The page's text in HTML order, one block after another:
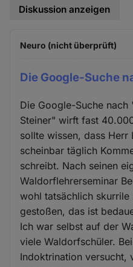
Diskussion anzeigen
Neuro (nicht überprüft)
Die Google-Suche
Die Google-Suche
Steiner" wirft fast
sollte wissen, dass Herr
scheinbar täglich
schreibt. Nach seinen
Waldorflehrerseminar
wohl tatsächlich skurrile
gestoßen, das ist
Ich war selbst auf der
viele Waldorfschüler.
Indoktrination versucht,